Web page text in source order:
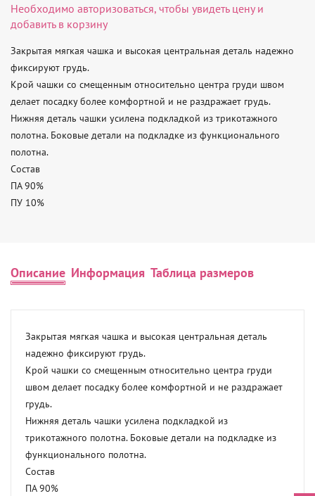
Необходимо авторизоваться, чтобы увидеть цену и
добавить в корзину
Закрытая мягкая чашка и высокая центральная деталь надежно
фиксируют грудь.
Крой чашки со смещенным относительно центра груди швом
делает посадку более комфортной и не раздражает грудь.
Нижняя деталь чашки усилена подкладкой из трикотажного
полотна. Боковые детали на подкладке из функционального
полотна.
Состав
ПА 90%
ПУ 10%
Описание Информация Таблица размеров
Закрытая мягкая чашка и высокая центральная деталь
надежно фиксируют грудь.
Крой чашки со смещенным относительно центра груди
швом делает посадку более комфортной и не раздражает
грудь.
Нижняя деталь чашки усилена подкладкой из
трикотажного полотна. Боковые детали на подкладке из
функционального полотна.
Состав
ПА 90%